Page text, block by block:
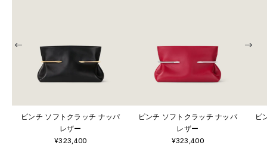
ピンチ ソフトクラッチ ナッパ
レザー
¥323,400
ピンチ ソフトクラッチ ナッパ
レザー
¥323,400
ピ